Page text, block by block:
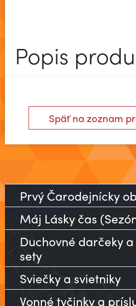
Popis
Späť na zoznam
Prvý Čarodejnícky
Máj Lásky čas
Duchovné darčeky
sety
Sviečky a svietniky
Vonné tyčinky a